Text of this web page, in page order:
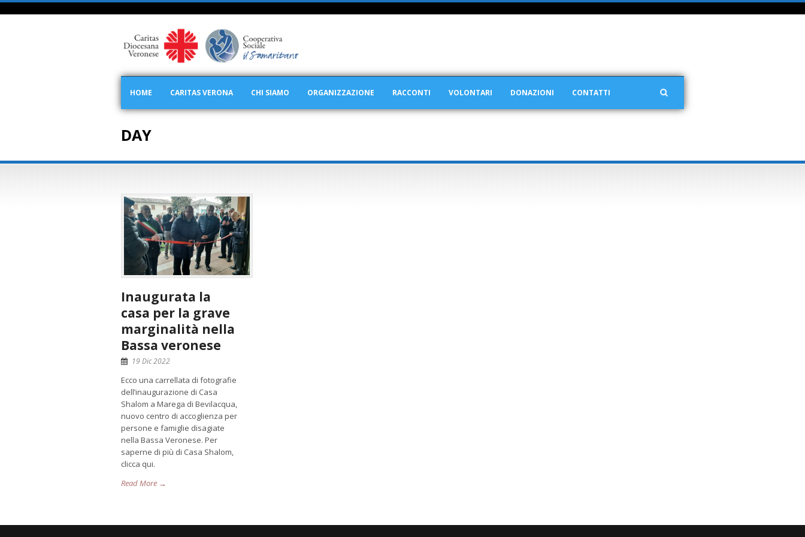
HOME CARITAS VERONA CHI SIAMO ORGANIZZAZIONE RACCONTI VOLONTARI DONAZIONI CONTATTI
DAY
Inaugurata la
casa per la grave
marginalità nella
Bassa veronese
19 Dic 2022
Ecco una carrellata di fotografie
dell’inaugurazione di Casa
Shalom a Marega di Bevilacqua,
nuovo centro di accoglienza per
persone e famiglie disagiate
nella Bassa Veronese. Per
saperne di più di Casa Shalom,
clicca qui.
Read More →